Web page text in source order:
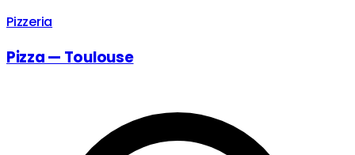
Pizzeria
Pizza — Toulouse